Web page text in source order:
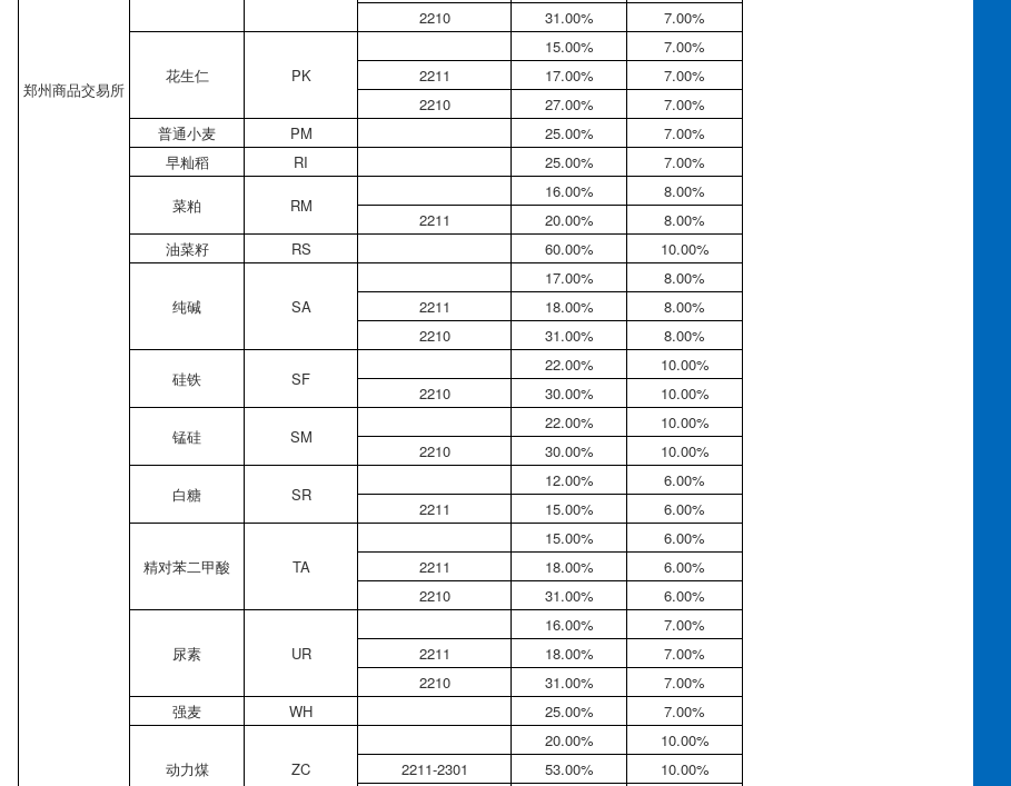
郑州商品交易所
2210
31.00% 7.00%
花生仁 PK
15.00%
7.00%
2211
17.00%
7.00%
2210
27.00%
7.00%
普通小麦
PM 25.00%
7.00%
早籼稻
RI 25.00% 7.00%
菜粕 RM
16.00%
8.00%
2211
20.00%
8.00%
油菜籽
RS 60.00% 10.00%
纯碱 SA
17.00%
8.00%
2211
18.00%
8.00%
2210
31.00% 8.00%
硅铁 SF
22.00%
10.00%
2210
30.00% 10.00%
锰硅 SM
22.00%
10.00%
2210
30.00% 10.00%
白糖 SR
12.00%
6.00%
2211
15.00% 6.00%
精对苯二甲酸 TA
15.00%
6.00%
2211
18.00%
6.00%
2210
31.00% 6.00%
尿素 UR
16.00%
7.00%
2211
18.00%
7.00%
2210
31.00%
7.00%
强麦
WH 25.00% 7.00%
动力煤 ZC
20.00%
10.00%
2211-2301
53.00%
10.00%